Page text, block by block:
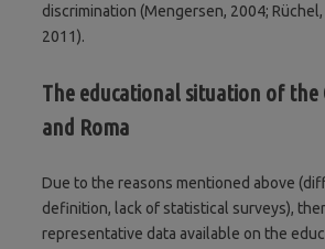
discrimination (Mengersen, 2004;
2011).
The educational situation of the
and Roma
Due to the reasons mentioned above
definition, lack of statistical surveys),
representative data available on the